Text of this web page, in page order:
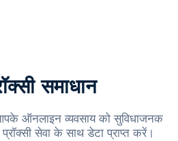
समाधान
ऑनलाइन व्यवसाय को सुविधाजनक
सेवा के साथ डेटा प्राप्त करें।